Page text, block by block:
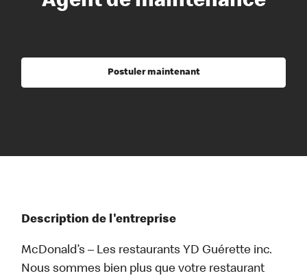
Postuler maintenant
Description de l'entreprise
McDonald’s – Les restaurants YD Guérette inc.
Nous sommes bien plus que votre restaurant